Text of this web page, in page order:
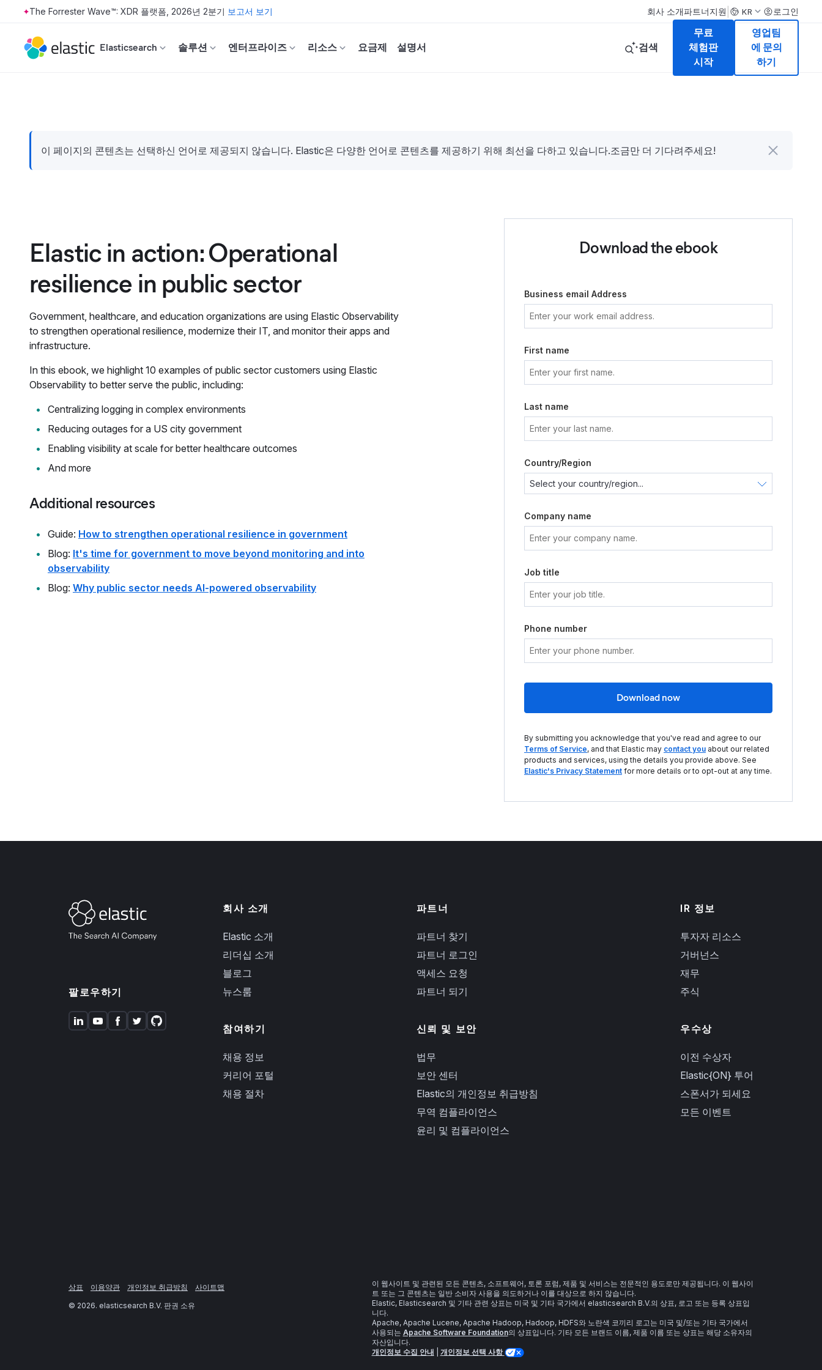
Skip to main content
The Forrester Wave™: XDR 플랫폼, 2026년 2분기 보고서 보기 회사 소개파트너지원 KR 로그인
Elasticsearch 솔루션 엔터프라이즈 리소스 요금제 설명서 검색
무료
체험판
시작
영업팀
에 문의
하기
이 페이지의 콘텐츠는 선택하신 언어로 제공되지 않습니다. Elastic은 다양한 언어로 콘텐츠를 제공하기 위해 최선을 다하고 있습니다.조금만 더 기다려주세요!
Elastic in action: Operational
resilience in public sector
Government, healthcare, and education organizations are using Elastic Observability
to strengthen operational resilience, modernize their IT, and monitor their apps and
infrastructure.
In this ebook, we highlight 10 examples of public sector customers using Elastic
Observability to better serve the public, including:
Centralizing logging in complex environments
Reducing outages for a US city government
Enabling visibility at scale for better healthcare outcomes
And more
Additional resources
Guide: How to strengthen operational resilience in government
Blog: It's time for government to move beyond monitoring and into
observability
Blog: Why public sector needs AI-powered observability
Download the ebook
Business email Address
First name
Last name
Country/Region
Company name
Job title
Phone number
Download now
By submitting you acknowledge that you've read and agree to our
Terms of Service, and that Elastic may contact you about our related
products and services, using the details you provide above. See
Elastic's Privacy Statement for more details or to opt-out at any time.
팔로우하기
회사 소개
Elastic 소개
리더십 소개
블로그
뉴스룸
참여하기
채용 정보
커리어 포털
채용 절차
파트너
파트너 찾기
파트너 로그인
액세스 요청
파트너 되기
신뢰 및 보안
법무
보안 센터
Elastic의 개인정보 취급방침
무역 컴플라이언스
윤리 및 컴플라이언스
IR 정보
투자자 리소스
거버넌스
재무
주식
우수상
이전 수상자
Elastic{ON} 투어
스폰서가 되세요
모든 이벤트
상표 이용약관 개인정보 취급방침
사이트맵
© 2026. elasticsearch B.V. 판권 소유
이 웹사이트 및 관련된 모든 콘텐츠, 소프트웨어, 토론 포럼, 제품 및 서비스는 전문적인 용도로만 제공됩니다. 이 웹사이
트 또는 그 콘텐츠는 일반 소비자 사용을 의도하거나 이를 대상으로 하지 않습니다.
Elastic, Elasticsearch 및 기타 관련 상표는 미국 및 기타 국가에서 elasticsearch B.V.의 상표, 로고 또는 등록 상표입
니다.
Apache, Apache Lucene, Apache Hadoop, Hadoop, HDFS와 노란색 코끼리 로고는 미국 및/또는 기타 국가에서
사용되는 Apache Software Foundation의 상표입니다. 기타 모든 브랜드 이름, 제품 이름 또는 상표는 해당 소유자의
자산입니다.
개인정보 수집 안내
개인정보 선택 사항